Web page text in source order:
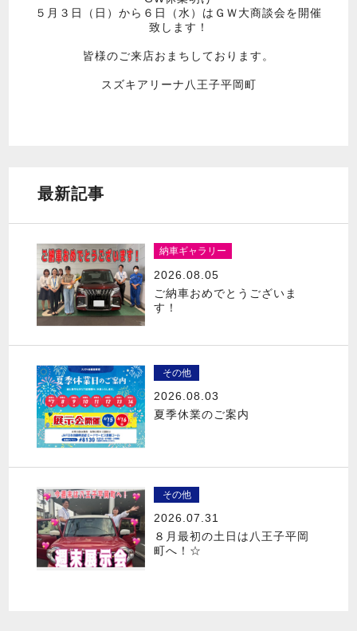
５月３日（日）から６日（水）はＧＷ大商談会を開催
致します！
皆様のご来店おまちしております。
スズキアリーナ八王子平岡町
最新記事
納車ギャラリー
2026.08.05
ご納車おめでとうございま
す！
その他
2026.08.03
夏季休業のご案内
その他
2026.07.31
８月最初の土日は八王子平岡
町へ！☆